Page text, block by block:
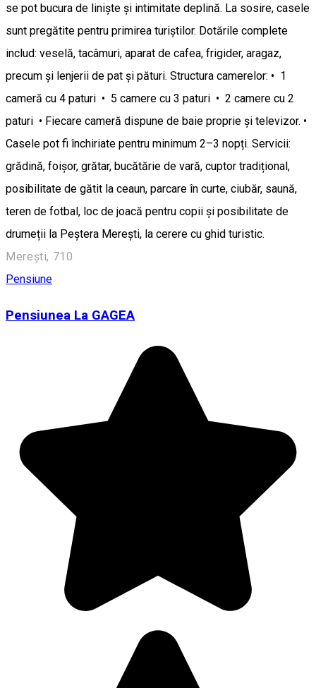
se pot bucura de liniște și intimitate deplină. La sosire, casele
sunt pregătite pentru primirea turiștilor. Dotările complete
includ: veselă, tacâmuri, aparat de cafea, frigider, aragaz,
precum și lenjerii de pat și pături. Structura camerelor: • 1
cameră cu 4 paturi • 5 camere cu 3 paturi • 2 camere cu 2
paturi • Fiecare cameră dispune de baie proprie și televizor. •
Casele pot fi închiriate pentru minimum 2–3 nopți. Servicii:
grădină, foișor, grătar, bucătărie de vară, cuptor tradițional,
posibilitate de gătit la ceaun, parcare în curte, ciubăr, saună,
teren de fotbal, loc de joacă pentru copii și posibilitate de
drumeții la Peștera Merești, la cerere cu ghid turistic.
Merești, 710
Pensiune
Pensiunea La GAGEA